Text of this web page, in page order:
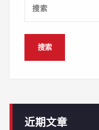
近期文章